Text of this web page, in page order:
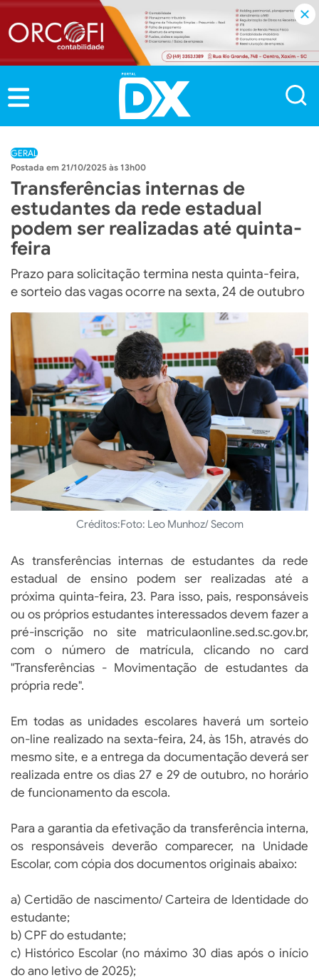
GERAL
21/10/2025 às 13h00
Transferências internas de
estudantes da rede estadual
podem ser realizadas até quinta-
feira
Prazo para solicitação termina nesta quinta-feira,
e sorteio das vagas ocorre na sexta, 24 de outubro
Créditos:Foto: Leo Munhoz/ Secom
As transferências internas de estudantes da rede
estadual de ensino podem ser realizadas até a
próxima quinta-feira, 23. Para isso, pais, responsáveis
ou os próprios estudantes interessados devem fazer a
pré-inscrição no site matriculaonline.sed.sc.gov.br,
com o número de matrícula, clicando no card
"Transferências - Movimentação de estudantes da
própria rede".
Em todas as unidades escolares haverá um sorteio
on-line realizado na sexta-feira, 24, às 15h, através do
mesmo site, e a entrega da documentação deverá ser
realizada entre os dias 27 e 29 de outubro, no horário
de funcionamento da escola.
Para a garantia da efetivação da transferência interna,
os responsáveis deverão comparecer, na Unidade
Escolar, com cópia dos documentos originais abaixo:
a) Certidão de nascimento/ Carteira de Identidade do
estudante;
b) CPF do estudante;
c) Histórico Escolar (no máximo 30 dias após o início
do ano letivo de 2025);